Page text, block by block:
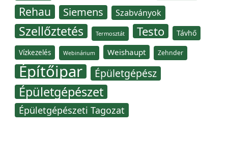
Rehau Siemens Szabványok
Szellőztetés Termosztát Testo Távhő
Vízkezelés Webinárium Weishaupt Zehnder
Építőipar Épületgépész
Épületgépészet
Épületgépészeti Tagozat